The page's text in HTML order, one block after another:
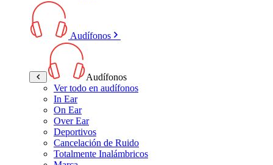
Audífonos
Audífonos
Ver todo en audífonos
In Ear
On Ear
Over Ear
Deportivos
Cancelación de Ruido
Totalmente Inalámbricos